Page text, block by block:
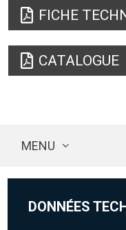
FICHE
CATALOGUE
MENU
DONNÉES